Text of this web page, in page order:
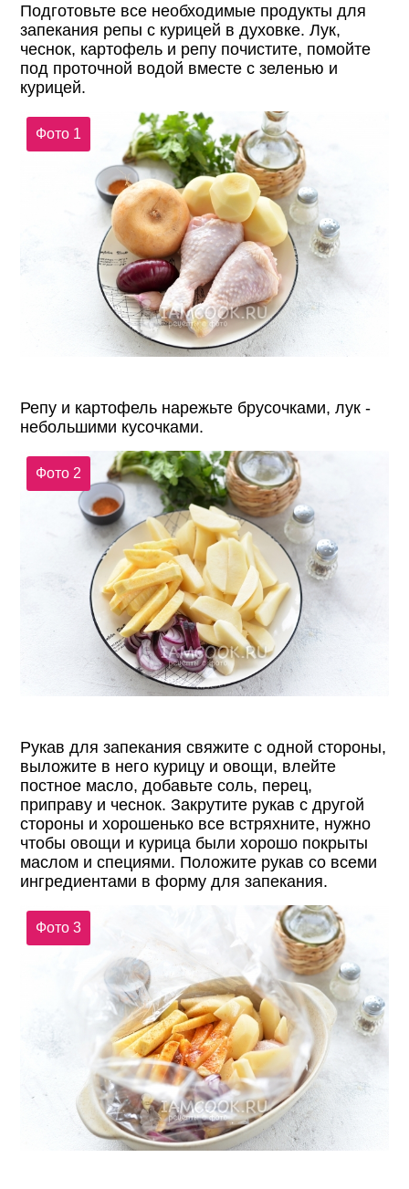
Подготовьте все необходимые продукты для
запекания репы с курицей в духовке. Лук,
чеснок, картофель и репу почистите, помойте
под проточной водой вместе с зеленью и
курицей.
Фото 1
Репу и картофель нарежьте брусочками, лук -
небольшими кусочками.
Фото 2
Рукав для запекания свяжите с одной стороны,
выложите в него курицу и овощи, влейте
постное масло, добавьте соль, перец,
приправу и чеснок. Закрутите рукав с другой
стороны и хорошенько все встряхните, нужно
чтобы овощи и курица были хорошо покрыты
маслом и специями. Положите рукав со всеми
ингредиентами в форму для запекания.
Фото 3